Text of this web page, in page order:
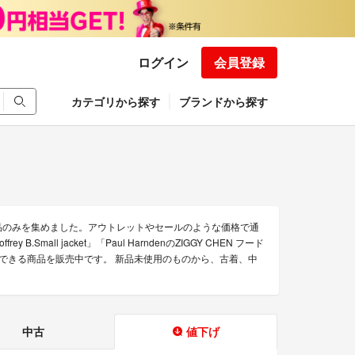
ログイン 会員登録
カテゴリから探す ブランドから探す
みを集めました。アウトレットやセールのような価格で通
B.Small jacket」「Paul HarndenのZIGGY CHEN フード
る商品を販売中です。 新品未使用のものから、古着、中
中古 値下げ